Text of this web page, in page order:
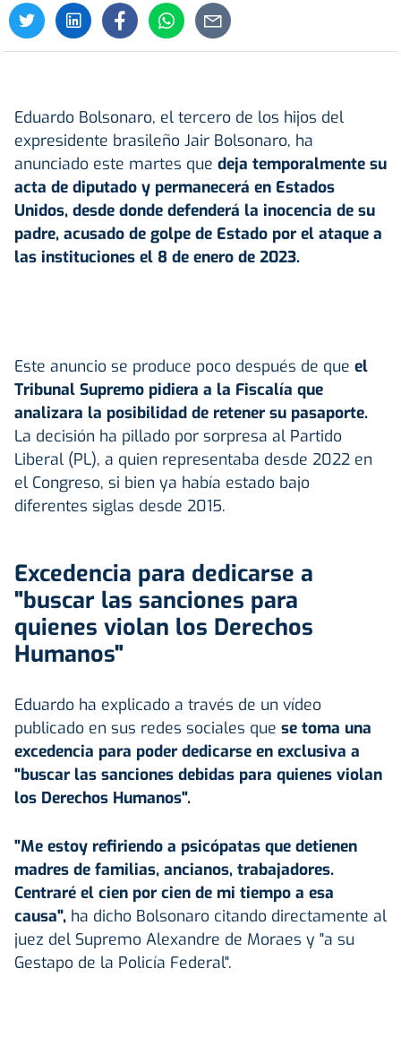
Eduardo Bolsonaro, el tercero de los hijos del
expresidente brasileño Jair Bolsonaro, ha
anunciado este martes que deja temporalmente su
acta de diputado y permanecerá en Estados
Unidos, desde donde defenderá la inocencia de su
padre, acusado de golpe de Estado por el ataque a
las instituciones el 8 de enero de 2023.
Este anuncio se produce poco después de que el
Tribunal Supremo pidiera a la Fiscalía que
analizara la posibilidad de retener su pasaporte.
La decisión ha pillado por sorpresa al Partido
Liberal (PL), a quien representaba desde 2022 en
el Congreso, si bien ya había estado bajo
diferentes siglas desde 2015.
Excedencia para dedicarse a
"buscar las sanciones para
quienes violan los Derechos
Humanos"
Eduardo ha explicado a través de un vídeo
publicado en sus redes sociales que se toma una
excedencia para poder dedicarse en exclusiva a
"buscar las sanciones debidas para quienes violan
los Derechos Humanos".
"Me estoy refiriendo a psicópatas que detienen
madres de familias, ancianos, trabajadores.
Centraré el cien por cien de mi tiempo a esa
causa", ha dicho Bolsonaro citando directamente al
juez del Supremo Alexandre de Moraes y "a su
Gestapo de la Policía Federal".